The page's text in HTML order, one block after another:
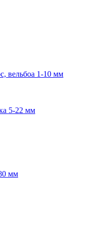
вельбоа 1-10 мм
5-22 мм
мм